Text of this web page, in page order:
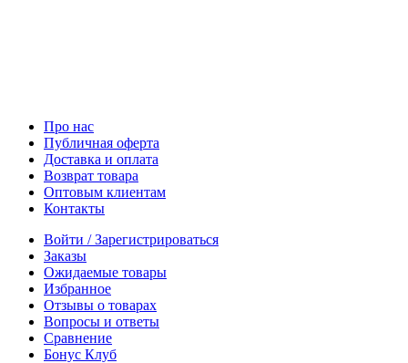
Про нас
Публичная оферта
Доставка и оплата
Возврат товара
Оптовым клиентам
Контакты
Войти / Зарегистрироваться
Заказы
Ожидаемые товары
Избранное
Отзывы о товарах
Вопросы и ответы
Сравнение
Бонус Клуб